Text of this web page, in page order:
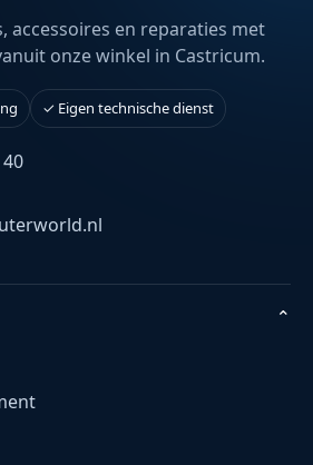
accessoires en reparaties met
onze winkel in Castricum.
✓ Eigen technische dienst
⌄